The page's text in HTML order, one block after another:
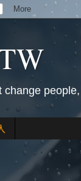
change